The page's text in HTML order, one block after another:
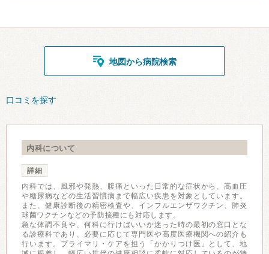
地図から病院検索
口コミを探す
内科について
詳細
内科では、風邪や発熱、腹痛といった日常的な症状から、高血圧
や糖尿病などの生活習慣病まで幅広い疾患を対象としています。
また、健康診断後の精密検査や、インフルエンザワクチン、肺炎
球菌ワクチンなどの予防接種にも対応します。
急な体調不良や、何科に行けばいいか迷った時の最初の窓口とな
る診療科であり、必要に応じて専門医や高度医療機関への紹介も
行います。プライマリ・ケアを担う「かかりつけ医」として、地